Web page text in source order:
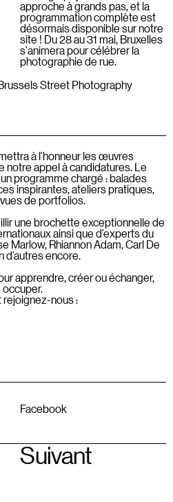
Street Photography
approche à grands pas, et la
programmation complète est
désormais disponible sur notre
site ! Du 28 au 31 mai, Bruxelles
s'animera pour célébrer la
photographie de rue.
à l'honneur les œuvres
notre appel à candidatures. Le
programme chargé : balades
inspirantes, ateliers pratiques,
de portfolios.
une brochette exceptionnelle de
ainsi que d’experts du
Marlow, Rhiannon Adam, Carl De
d’autres encore.
apprendre, créer ou échanger,
nous :
Facebook
Suivant